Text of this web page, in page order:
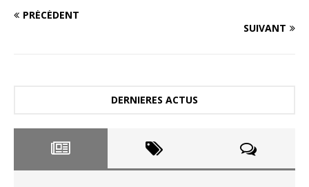
PRÉCÉDENT
SUIVANT
DERNIERES ACTUS